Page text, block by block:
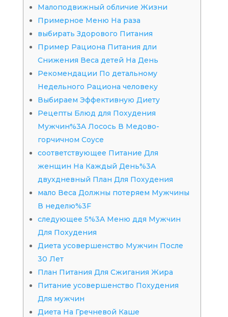
Малоподвижный обличие Жизни
Примерное Меню На раза
выбирать Здорового Питания
Пример Рациона Питания дли
Снижения Веса детей На День
Рекомендации По детальному
Недельного Рациона человеку
Выбираем Эффективную Диету
Рецепты Блюд для Похудения
Мужчин%3A Лосось В Медово-
горчичном Соусе
соответствующее Питание Для
женщин На Каждый День%3A
двухдневный План Для Похудения
мало Веса Должны потеряем Мужчины
В неделю%3F
следующее 5%3A Меню ддя Мужчин
Для Похудения
Диета усовершенство Мужчин После
30 Лет
План Питания Для Сжигания Жира
Питание усовершенство Похудения
Для мужчин
Диета На Гречневой Каше